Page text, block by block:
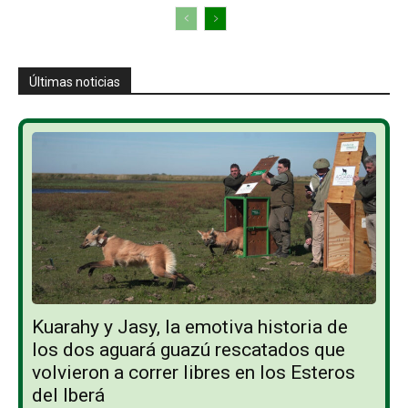
Últimas noticias
Kuarahy y Jasy, la emotiva historia de
los dos aguará guazú rescatados que
volvieron a correr libres en los Esteros
del Iberá